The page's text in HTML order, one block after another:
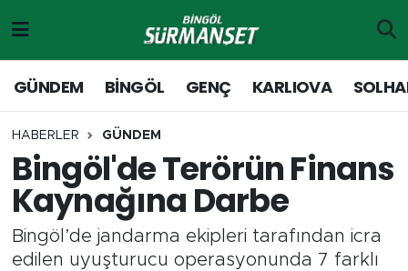
GÜNDEM BİNGÖL GENÇ KARLIOVA
HABERLER GÜNDEM
Bingöl'de Terörün Finans
Kaynağına Darbe
Bingöl’de jandarma ekipleri tarafından icra
edilen uyuşturucu operasyonunda 7 farklı
Genç
Solhan
Karlıova
Adaklı-Kiğı
Merkez Hava Durumu
Merkez Trafik Yoğunluk Haritası
Süper Lig Puan Durumu ve Fikstür
Tüm Manşetler